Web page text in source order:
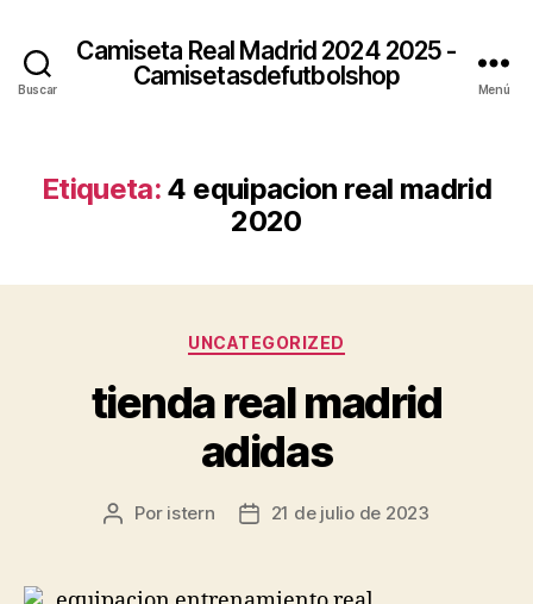
Buscar
Camiseta Real Madrid 2024 2025 -
Camisetasdefutbolshop
Menú
Etiqueta: 4 equipacion real madrid
2020
Categorías
UNCATEGORIZED
tienda real madrid
adidas
Autor
entrada
Por istern
Fecha
entrada
21 de julio de 2023